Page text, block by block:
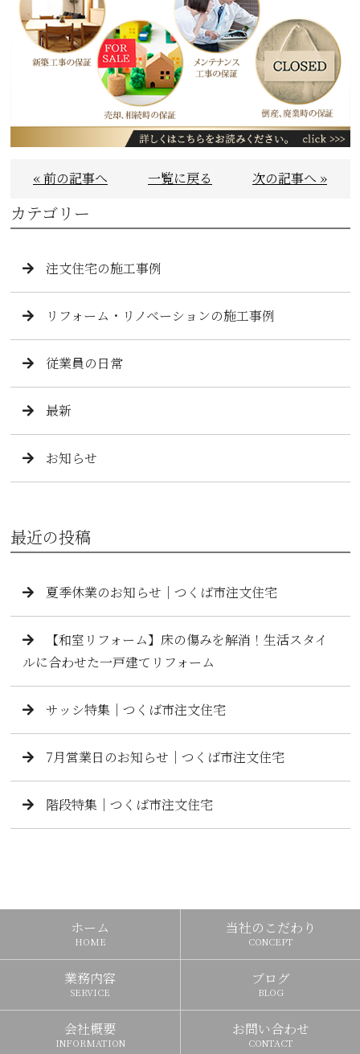
« 前の記事へ 一覧に戻る 次の記事へ »
カテゴリー
注文住宅の施工事例
リフォーム・リノベーションの施工事例
従業員の日常
最新
お知らせ
最近の投稿
夏季休業のお知らせ｜つくば市注文住宅
【和室リフォーム】床の傷みを解消！生活スタイ
ルに合わせた一戸建てリフォーム
サッシ特集｜つくば市注文住宅
7月営業日のお知らせ｜つくば市注文住宅
階段特集｜つくば市注文住宅
ホーム
HOME
当社のこだわり
CONCEPT
業務内容
SERVICE
ブログ
BLOG
会社概要
INFORMATION
お問い合わせ
CONTACT